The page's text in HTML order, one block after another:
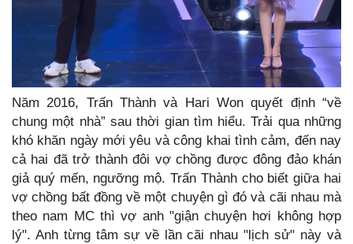
Năm 2016, Trấn Thành và Hari Won quyết định “về
chung một nhà” sau thời gian tìm hiểu. Trải qua những
khó khăn ngày mới yêu và công khai tình cảm, đến nay
cả hai đã trở thành đôi vợ chồng được đông đảo khán
giả quý mến, ngưỡng mộ. Trấn Thành cho biết giữa hai
vợ chồng bất đồng về một chuyện gì đó và cãi nhau mà
theo nam MC thì vợ anh "giận chuyện hơi không hợp
lý". Anh từng tâm sự về lần cãi nhau "lịch sử" này và